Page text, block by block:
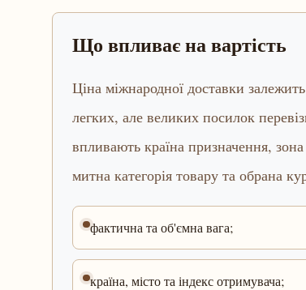
Що впливає на вартість
Ціна міжнародної доставки
легких, але великих посилок
впливають країна призначення,
митна категорія товару та обрана
фактична та об'ємна вага;
країна, місто та індекс отримувача;